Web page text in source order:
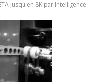
jusqu'en 8K par Intelligence